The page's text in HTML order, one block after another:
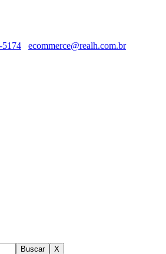
5174 ecommerce@realh.com.br
Buscar X